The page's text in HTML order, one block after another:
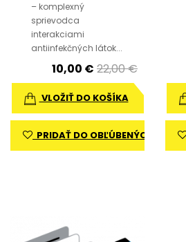
– komplexný
sprievodca
interakciami
antiinfekčných látok...
10,00 € 22,00 €
VLOŽIŤ DO KOŠÍKA
PRIDAŤ DO OBĽÚBENÝCH